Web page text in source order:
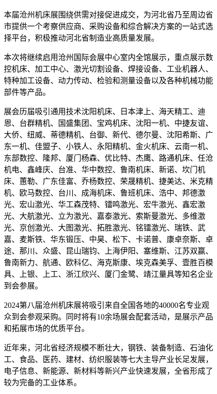
本届沧州机床展围绕供需对接促进成交，为河北省乃至周边省
市提供一个考察供应商、采购设备和综合解决方案的一站式选
择平台，积极推动河北省制造业高质量发展。
本次将继续启用沧州国际会展中心室内全馆展示，重点展示数
控机床、加工中心、激光切割设备、焊接设备、工业机器人、
特种加工设备、动力传动、检验和测量设备以及各种机械功能
部件等产品。
展会历届吸引通用技术沈阳机床、日本津上、海天精工、迪
恩、台群精机、国盛集团、宝鸡机床、沈阳一机、中捷友谊、
大侨、纽威、蒂德精机、台御、新代、德尔曼、沈阳希斯、广
东一机、佳盟子、小铁人、永阳精机、金火机床、云南一机、
东部数控、隆邦、厦门杨森、优比特、杰鹰、路通机床、任沧
机电、鑫峰庆、台准、华中数控、鲁南机床、新诺、坎门机
床、蕙勒、广东佳富、乔杨数控、荣晟精机、捷美达、米克精
机、欧马数控、台川、成海机床、鲁班机床、浩中、邦德激
光、宏山激光、华工森茂特、镭鸣激光、宏牛激光、鑫宏激
光、大航激光、立为激光、嘉泰激光、索斯曼激光、多维激
光、京创激光、大图激光、拓胜激光、铭镭激光、瑞铁、武
嘉、麦斯铁、华东锻压、中昊、松下、卡诺普、康卓奈斯、卓
途、那川、众盛、昆山瑞钧、上海伊阳、塞维斯、江苏双赢、
鲁南新力、航通、欧科亿、海克斯康、埃克森美孚、壹胜百模
具、上银、上工、浙江欣兴、厦门金鹭、靖江量具等知名企业
到会参展。
2024第八届沧州机床展将吸引来自全国各地的40000名专业观
众到会参观采购。同时将有10余场展会配套活动，是展示产品
和拓展市场的优质平台。
近年来，河北省经济规模不断壮大，钢铁、装备制造、石油化
工、食品、医药、建材、纺织服装等七大主导产业长足发展，
电子信息、新能源、新材料等新兴产业快速发展，全省形成了
较为完备的工业体系。